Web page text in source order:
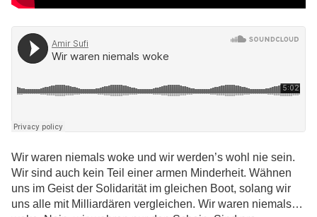
Wir waren niemals woke und wir werden’s wohl nie sein.
Wir sind auch kein Teil einer armen Minderheit. Wähnen
uns im Geist der Solidarität im gleichen Boot, solang wir
uns alle mit Milliardären vergleichen. Wir waren niemals